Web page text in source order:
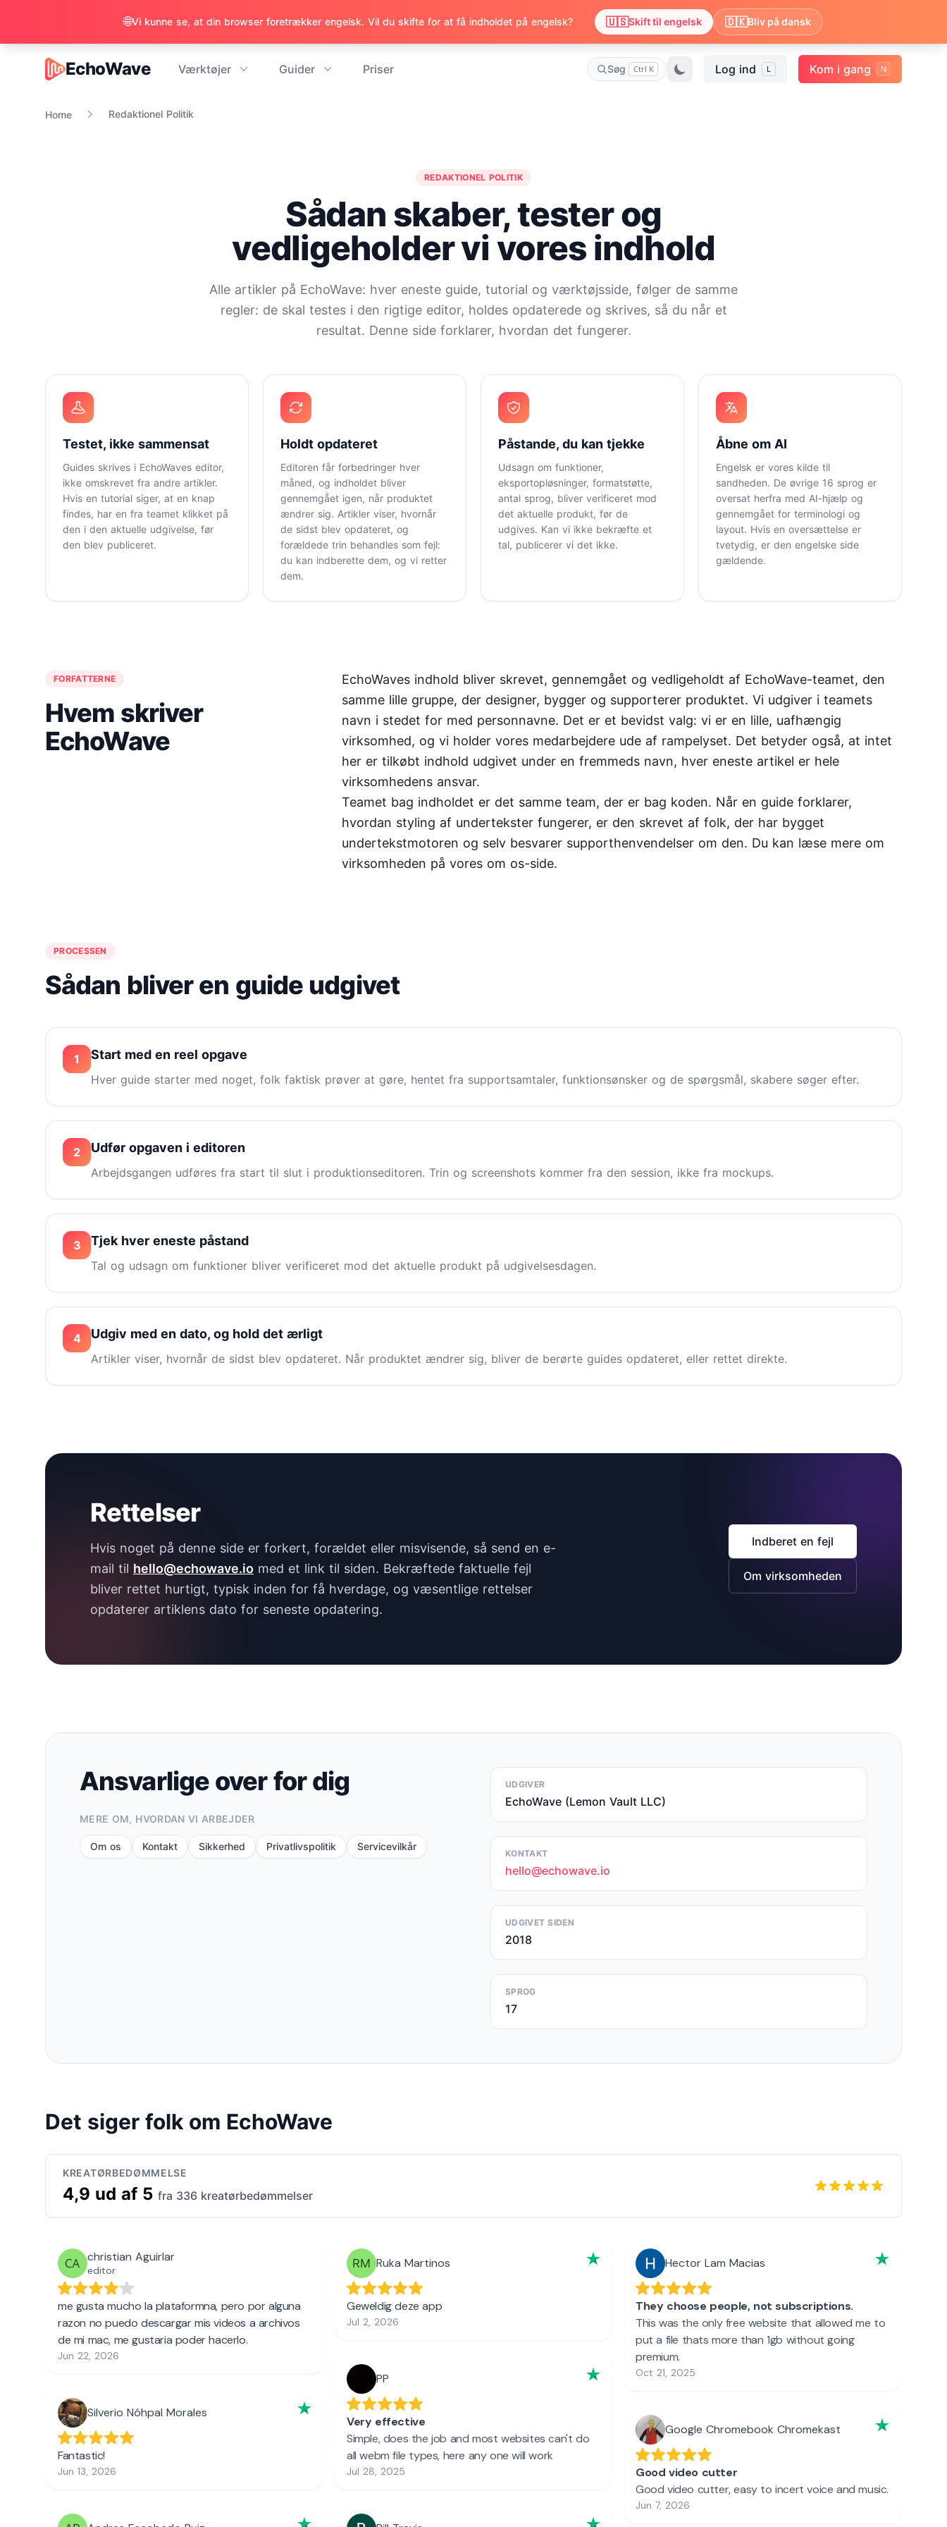
EchoWave
EchoWave Værktøjer Guider Priser Søg Ctrl K Log ind L Kom i gang N
Home Redaktionel Politik
REDAKTIONEL POLITIK
Sådan skaber, tester og
vedligeholder vi vores indhold
Alle artikler på EchoWave: hver eneste guide, tutorial og værktøjsside, følger de samme
regler: de skal testes i den rigtige editor, holdes opdaterede og skrives, så du når et
resultat. Denne side forklarer, hvordan det fungerer.
Testet, ikke sammensat
Guides skrives i EchoWaves editor,
ikke omskrevet fra andre artikler.
Hvis en tutorial siger, at en knap
findes, har en fra teamet klikket på
den i den aktuelle udgivelse, før
den blev publiceret.
Holdt opdateret
Editoren får forbedringer hver
måned, og indholdet bliver
gennemgået igen, når produktet
ændrer sig. Artikler viser, hvornår
de sidst blev opdateret, og
forældede trin behandles som fejl:
du kan indberette dem, og vi retter
dem.
Påstande, du kan tjekke
Udsagn om funktioner,
eksportopløsninger, formatstøtte,
antal sprog, bliver verificeret mod
det aktuelle produkt, før de
udgives. Kan vi ikke bekræfte et
tal, publicerer vi det ikke.
Åbne om AI
Engelsk er vores kilde til
sandheden. De øvrige 16 sprog er
oversat herfra med AI-hjælp og
gennemgået for terminologi og
layout. Hvis en oversættelse er
tvetydig, er den engelske side
gældende.
FORFATTERNE
Hvem skriver
EchoWave
EchoWaves indhold bliver skrevet, gennemgået og vedligeholdt af EchoWave-teamet, den
samme lille gruppe, der designer, bygger og supporterer produktet. Vi udgiver i teamets
navn i stedet for med personnavne. Det er et bevidst valg: vi er en lille, uafhængig
virksomhed, og vi holder vores medarbejdere ude af rampelyset. Det betyder også, at intet
her er tilkøbt indhold udgivet under en fremmeds navn, hver eneste artikel er hele
virksomhedens ansvar.
Teamet bag indholdet er det samme team, der er bag koden. Når en guide forklarer,
hvordan styling af undertekster fungerer, er den skrevet af folk, der har bygget
undertekstmotoren og selv besvarer supporthenvendelser om den. Du kan læse mere om
virksomheden på vores om os-side.
PROCESSEN
Sådan bliver en guide udgivet
1 Start med en reel opgave
Hver guide starter med noget, folk faktisk prøver at gøre, hentet fra supportsamtaler, funktionsønsker og de spørgsmål, skabere søger efter.
2 Udfør opgaven i editoren
Arbejdsgangen udføres fra start til slut i produktionseditoren. Trin og screenshots kommer fra den session, ikke fra mockups.
3 Tjek hver eneste påstand
Tal og udsagn om funktioner bliver verificeret mod det aktuelle produkt på udgivelsesdagen.
4 Udgiv med en dato, og hold det ærligt
Artikler viser, hvornår de sidst blev opdateret. Når produktet ændrer sig, bliver de berørte guides opdateret, eller rettet direkte.
Rettelser
Hvis noget på denne side er forkert, forældet eller misvisende, så send en e-
mail til hello@echowave.io med et link til siden. Bekræftede faktuelle fejl
bliver rettet hurtigt, typisk inden for få hverdage, og væsentlige rettelser
opdaterer artiklens dato for seneste opdatering.
Indberet en fejl
Om virksomheden
Ansvarlige over for dig
MERE OM, HVORDAN VI ARBEJDER
Om os Kontakt Sikkerhed Privatlivspolitik Servicevilkår
UDGIVER
EchoWave (Lemon Vault LLC)
KONTAKT
hello@echowave.io
UDGIVET SIDEN
2018
SPROG
17
Det siger folk om EchoWave
KREATØRBEDØMMELSE
4,9 ud af 5 fra 336 kreatørbedømmelser
🌐Vi kunne se, at din browser foretrækker engelsk. Vil du skifte for at få indholdet på engelsk? 🇺🇸Skift til engelsk 🇩🇰Bliv på dansk